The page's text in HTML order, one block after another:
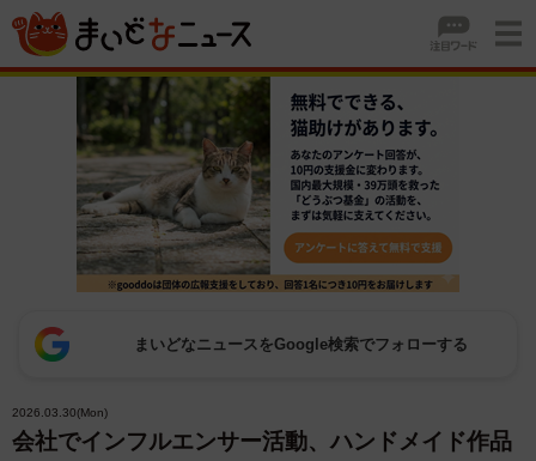
まいどなニュースをGoogle検索でフォローする
2026.03.30(Mon)
会社でインフルエンサー活動、ハンドメイド作品